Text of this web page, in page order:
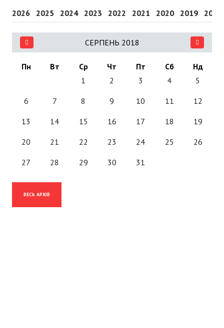
2026 2025 2024 2023 2022 2021 2020 2019 2018
СЕРПЕНЬ 2018
Пн Вт Ср Чт Пт Сб
Нд
1
2 3 4 5
6 7 8 9 10 11 12
13 14 15 16 17 18 19
20 21 22 23 24 25 26
27 28 29 30 31
ВЕСЬ АРХІВ